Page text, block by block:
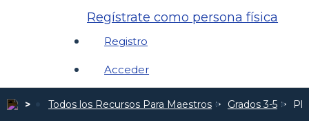
Regístrate como persona física
Registro
Acceder
Todos los Recursos Para Maestros Grados 3-5